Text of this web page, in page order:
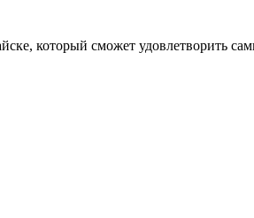
который сможет удовлетворить